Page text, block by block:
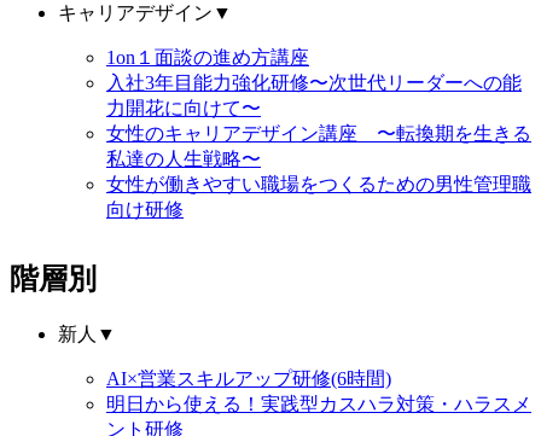
キャリアデザイン ▼
1on１面談の進め方講座
入社3年目能力強化研修〜次世代リーダーへの能
力開花に向けて〜
女性のキャリアデザイン講座 〜転換期を生きる
私達の人生戦略〜
女性が働きやすい職場をつくるための男性管理職
向け研修
階層別
新人 ▼
AI×営業スキルアップ研修(6時間)
明日から使える！実践型カスハラ対策・ハラスメ
ント研修